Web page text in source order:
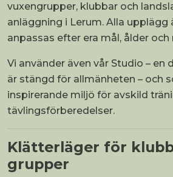
vuxengrupper, klubbar och
anläggning i Lerum. Alla upplägg
anpassas efter era mål, ålder och
Vi använder även vår Studio – en
är stängd för allmänheten – och
inspirerande miljö för avskild
tävlingsförberedelser.
Klätterläger för
grupper